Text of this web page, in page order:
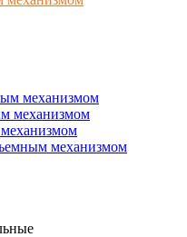
механизмом
механизмом
механизмом